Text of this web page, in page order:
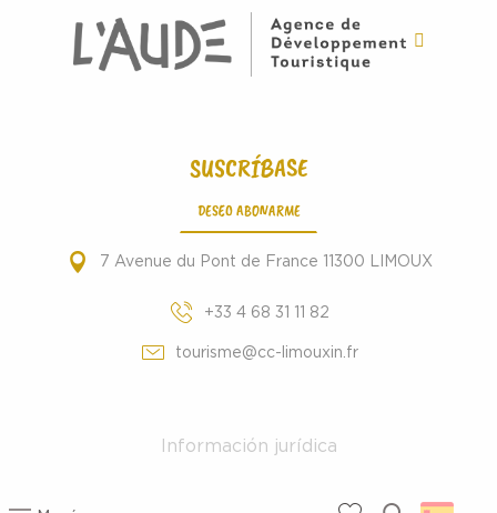
SUSCRÍBASE
DESEO ABONARME
7 Avenue du Pont de France 11300 LIMOUX
+33 4 68 31 11 82
tourisme@cc-limouxin.fr
Información jurídica